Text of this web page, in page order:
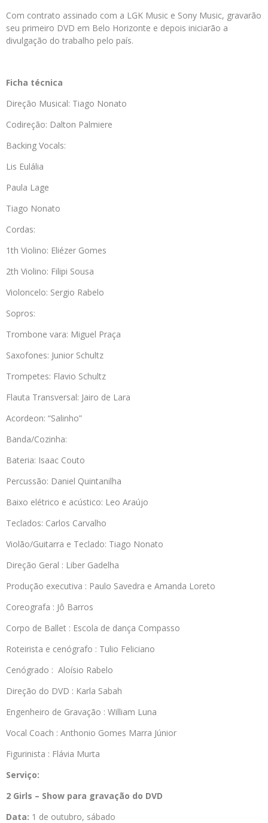
Com contrato assinado com a LGK Music e Sony Music, gravarão
seu primeiro DVD em Belo Horizonte e depois iniciarão a
divulgação do trabalho pelo país.
Ficha técnica
Direção Musical: Tiago Nonato
Codireção: Dalton Palmiere
Backing Vocals:
Lis Eulália
Paula Lage
Tiago Nonato
Cordas:
1th Violino: Eliézer Gomes
2th Violino: Filipi Sousa
Violoncelo: Sergio Rabelo
Sopros:
Trombone vara: Miguel Praça
Saxofones: Junior Schultz
Trompetes: Flavio Schultz
Flauta Transversal: Jairo de Lara
Acordeon: “Salinho”
Banda/Cozinha:
Bateria: Isaac Couto
Percussão: Daniel Quintanilha
Baixo elétrico e acústico: Leo Araújo
Teclados: Carlos Carvalho
Violão/Guitarra e Teclado: Tiago Nonato
Direção Geral : Liber Gadelha
Produção executiva : Paulo Savedra e Amanda Loreto
Coreografa : Jô Barros
Corpo de Ballet : Escola de dança Compasso
Roteirista e cenógrafo : Tulio Feliciano
Cenógrado : Aloísio Rabelo
Direção do DVD : Karla Sabah
Engenheiro de Gravação : William Luna
Vocal Coach : Anthonio Gomes Marra Júnior
Figurinista : Flávia Murta
Serviço:
2 Girls – Show para gravação do DVD
Data: 1 de outubro, sábado